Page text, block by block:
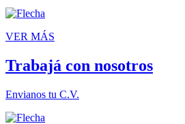
VER MÁS
Trabajá con nosotros
Envianos tu C.V.